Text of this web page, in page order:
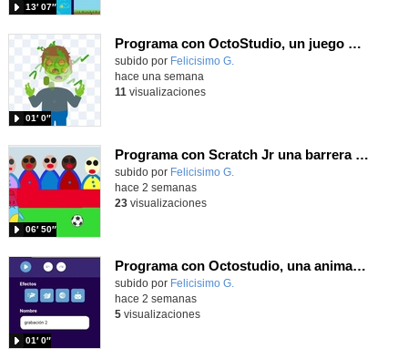
13′ 07″
Programa con OctoStudio, un juego homenajeando al House of the dead con Zombies
Contenido educativo.
subido por Felicisimo G.
01′ 0″
hace una semana
11 visualizaciones
Programa con Scratch Jr una barrera que se desplaza para dar sensación de movimiento
Contenido educativo.
subido por Felicisimo G.
06′ 50″
hace 2 semanas
23visualizaciones
Programa con Octostudio, una animación utilizando la cámara para una foto y audio y texto para comunicar.
Contenido educativo.
subido por Felicisimo G.
01′ 0″
hace 2 semanas
5visualizaciones